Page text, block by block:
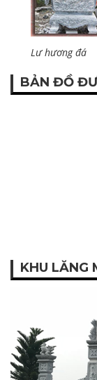
Lư hương đá
BẢN ĐỒ
KHU LĂNG